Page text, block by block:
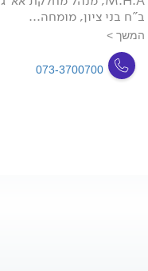
ב"ח בני ציון, מומחה...
המשך >
073-3700700